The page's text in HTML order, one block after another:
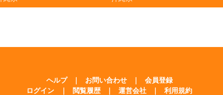
ヘルプ ｜ お問い合わせ ｜
会員登録
ログイン
｜ 閲覧履歴 ｜ 運営会社 ｜ 利用規約